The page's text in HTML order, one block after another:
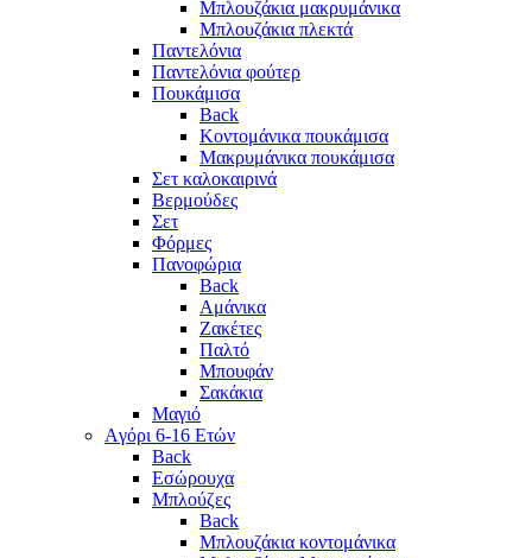
Μπλουζάκια μακρυμάνικα
Μπλουζάκια πλεκτά
Παντελόνια
Παντελόνια φούτερ
Πουκάμισα
Back
Κοντομάνικα πουκάμισα
Μακρυμάνικα πουκάμισα
Σετ καλοκαιρινά
Βερμούδες
Σετ
Φόρμες
Πανοφώρια
Back
Αμάνικα
Ζακέτες
Παλτό
Μπουφάν
Σακάκια
Μαγιό
Aγόρι 6-16 Ετών
Back
Eσώρουχα
Μπλούζες
Back
Μπλουζάκια κοντομάνικα